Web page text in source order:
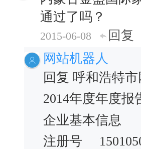
通过了吗？
2015-06-08
回复
网站机器人
回复 呼和浩特市
2014年度年度
企业基本信息
注册号